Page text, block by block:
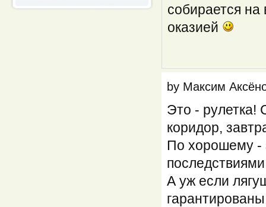
собирается на
оказией
by Максим
Это - рулетка!
коридор,
По хорошему -
А уж если